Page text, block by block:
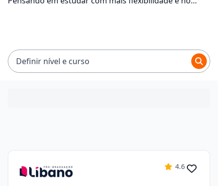
Definir nível e curso
4.6